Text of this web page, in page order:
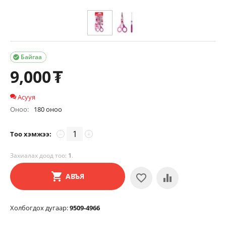
Байгаа

9,000₮
Асууя
Оноо:
180 оноо
Тоо хэмжээ: +
−
Захиалах доод тоо: 1.
АВЪЯ
Холбогдох дугаар:9509-4966